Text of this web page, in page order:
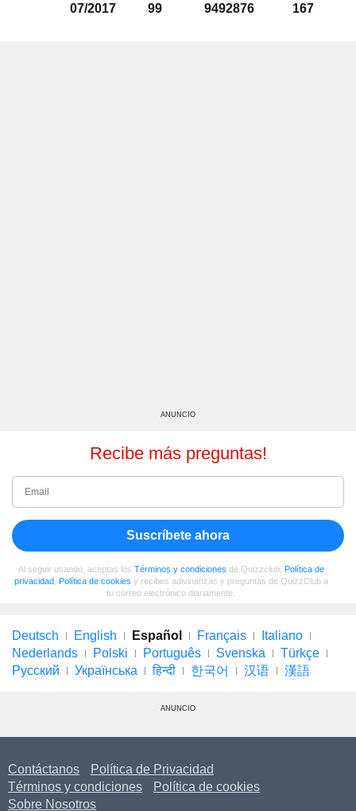
07/2017 99 9492876 167
ANUNCIO
Recibe más preguntas!
Suscríbete ahora
Al seguir usando, aceptas los Términos y condiciones de Quizzclub, Política de
privacidad, Política de cookies y recibes adivinanzas y preguntas de QuizzClub a
tu correo electrónico diariamente.
Deutsch English Español Français
Italiano
Nederlands
Polski Português Svenska
Türkçe
Русский
Українська हिन्दी 한국어 汉语 漢語
ANUNCIO
Contáctanos
Política de Privacidad
Términos y condiciones
Política de cookies
Sobre Nosotros